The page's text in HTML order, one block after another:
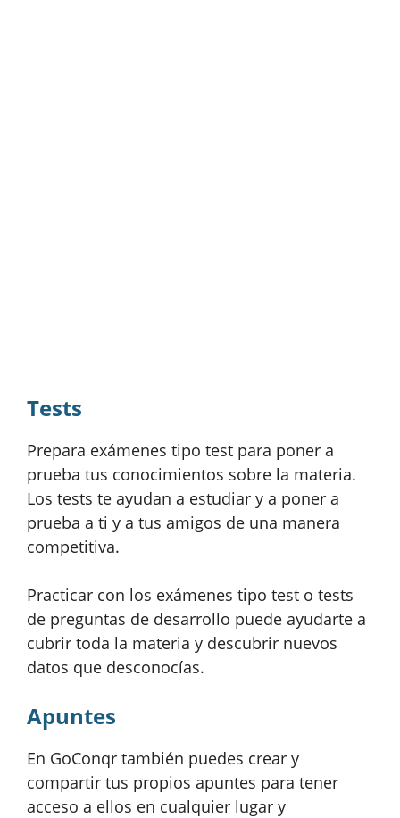
Tests
Prepara exámenes tipo test para poner a
prueba tus conocimientos sobre la materia.
Los tests te ayudan a estudiar y a poner a
prueba a ti y a tus amigos de una manera
competitiva.
Practicar con los exámenes tipo test o tests
de preguntas de desarrollo puede ayudarte a
cubrir toda la materia y descubrir nuevos
datos que desconocías.
Apuntes
En GoConqr también puedes crear y
compartir tus propios apuntes para tener
acceso a ellos en cualquier lugar y